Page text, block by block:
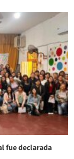
fue declarada